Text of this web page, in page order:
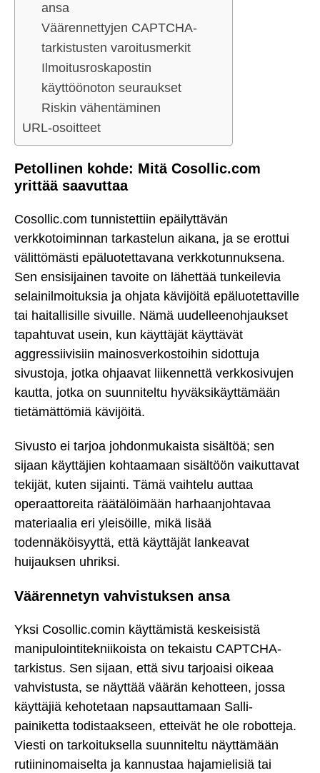
ansa
Väärennettyjen CAPTCHA-
tarkistusten varoitusmerkit
Ilmoitusroskapostin
käyttöönoton seuraukset
Riskin vähentäminen
URL-osoitteet
Petollinen kohde: Mitä Cosollic.com
yrittää saavuttaa
Cosollic.com tunnistettiin epäilyttävän
verkkotoiminnan tarkastelun aikana, ja se erottui
välittömästi epäluotettavana verkkotunnuksena.
Sen ensisijainen tavoite on lähettää tunkeilevia
selainilmoituksia ja ohjata kävijöitä epäluotettaville
tai haitallisille sivuille. Nämä uudelleenohjaukset
tapahtuvat usein, kun käyttäjät käyttävät
aggressiivisiin mainosverkostoihin sidottuja
sivustoja, jotka ohjaavat liikennettä verkkosivujen
kautta, jotka on suunniteltu hyväksikäyttämään
tietämättömiä kävijöitä.
Sivusto ei tarjoa johdonmukaista sisältöä; sen
sijaan käyttäjien kohtaamaan sisältöön vaikuttavat
tekijät, kuten sijainti. Tämä vaihtelu auttaa
operaattoreita räätälöimään harhaanjohtavaa
materiaalia eri yleisöille, mikä lisää
todennäköisyyttä, että käyttäjät lankeavat
huijauksen uhriksi.
Väärennetyn vahvistuksen ansa
Yksi Cosollic.comin käyttämistä keskeisistä
manipulointitekniikoista on tekaistu CAPTCHA-
tarkistus. Sen sijaan, että sivu tarjoaisi oikeaa
vahvistusta, se näyttää väärän kehotteen, jossa
käyttäjiä kehotetaan napsauttamaan Salli-
painiketta todistaakseen, etteivät he ole robotteja.
Viesti on tarkoituksella suunniteltu näyttämään
rutiininomaiselta ja kannustaa hajamielisiä tai